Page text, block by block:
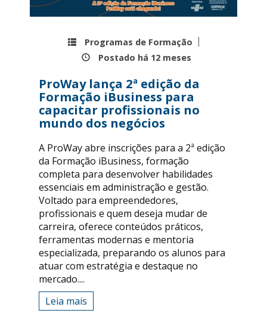
Programas de Formação
Postado há 12 meses
ProWay lança 2ª edição da
Formação iBusiness para
capacitar profissionais no
mundo dos negócios
A ProWay abre inscrições para a 2ª edição
da Formação iBusiness, formação
completa para desenvolver habilidades
essenciais em administração e gestão.
Voltado para empreendedores,
profissionais e quem deseja mudar de
carreira, oferece conteúdos práticos,
ferramentas modernas e mentoria
especializada, preparando os alunos para
atuar com estratégia e destaque no
mercado....
Leia mais